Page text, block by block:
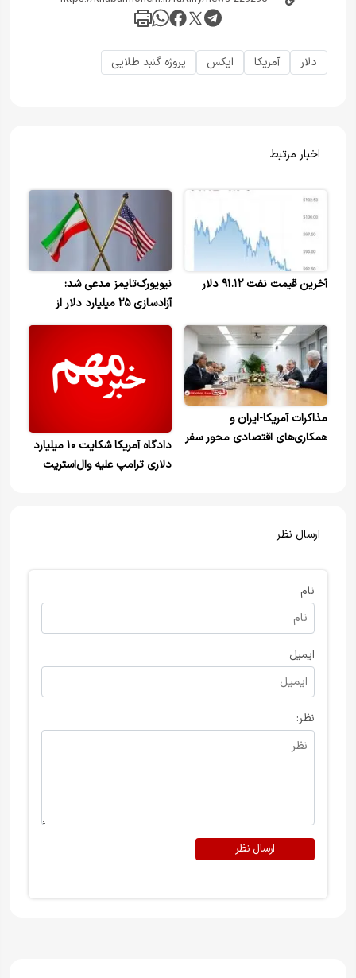
دلار آمریکا ایکس پروژه گنبد طلایی
اخبار مرتبط
آخرین قیمت نفت ۹۱.۱۲ دلار
نیویورک‌تایمز مدعی شد:
آزادسازی ۲۵ میلیارد دلار از
دارایی‌های بلوکه شده ایران/
روز مذاکره خواهد شد
مذاکرات آمریکا-ایران و
همکاری‌های اقتصادی محور سفر
دادگاه آمریکا شکایت ۱۰ میلیارد
دلاری ترامپ علیه وال‌استریت
ارسال نظر
نام
ایمیل
نظر:
ارسال نظر